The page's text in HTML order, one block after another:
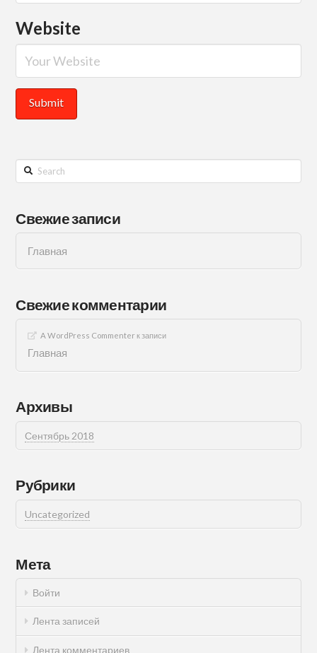
Website
Search
Свежие записи
Главная
Свежие комментарии
A WordPress Commenterк записи
Главная
Архивы
Сентябрь 2018
Рубрики
Uncategorized
Мета
Войти
Лента записей
Лента комментариев